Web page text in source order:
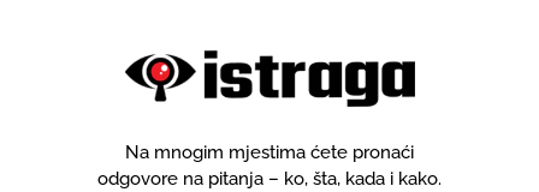
Na mnogim mjestima ćete pronaći
odgovore na pitanja – ko, šta, kada i kako.